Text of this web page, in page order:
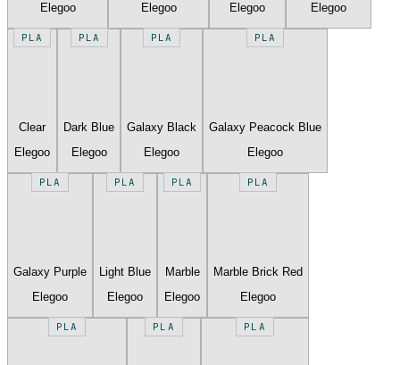
Elegoo
Elegoo
Elegoo
Elegoo
PLA
Clear
Elegoo
PLA
Dark Blue
Elegoo
PLA
Galaxy Black
Elegoo
PLA
Galaxy Peacock Blue
Elegoo
PLA
Galaxy Purple
Elegoo
PLA
Light Blue
Elegoo
PLA
Marble
Elegoo
PLA
Marble Brick Red
Elegoo
PLA PLA PLA